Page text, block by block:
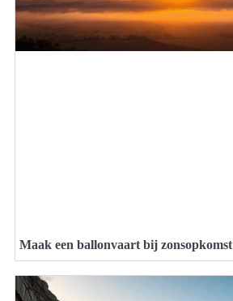
Maak een ballonvaart bij zonsopkomst